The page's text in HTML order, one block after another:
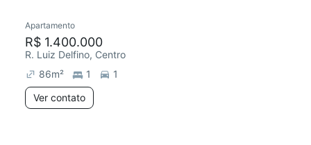
Redecorar
Apartamento
R$ 1.400.000
R. Luiz Delfino, Centro
86m² 1
1
Ver contato